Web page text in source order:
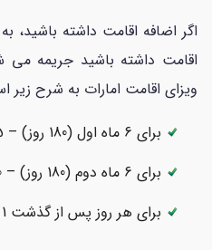
اگر اضافه اقامت داشته باشید،
اقامت داشته باشید جریمه می
ویزای اقامت امارات به شرح زیر
برای 6 ماه اول (180 روز) – 25 درهم در روز
برای 6 ماه دوم (180 روز) – 50 درهم در روز
برای هر روز پس از گذشت 1 سال – 100 درهم در روز